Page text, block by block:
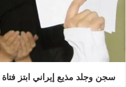
سجن وجلد مذيع إيراني ابتز